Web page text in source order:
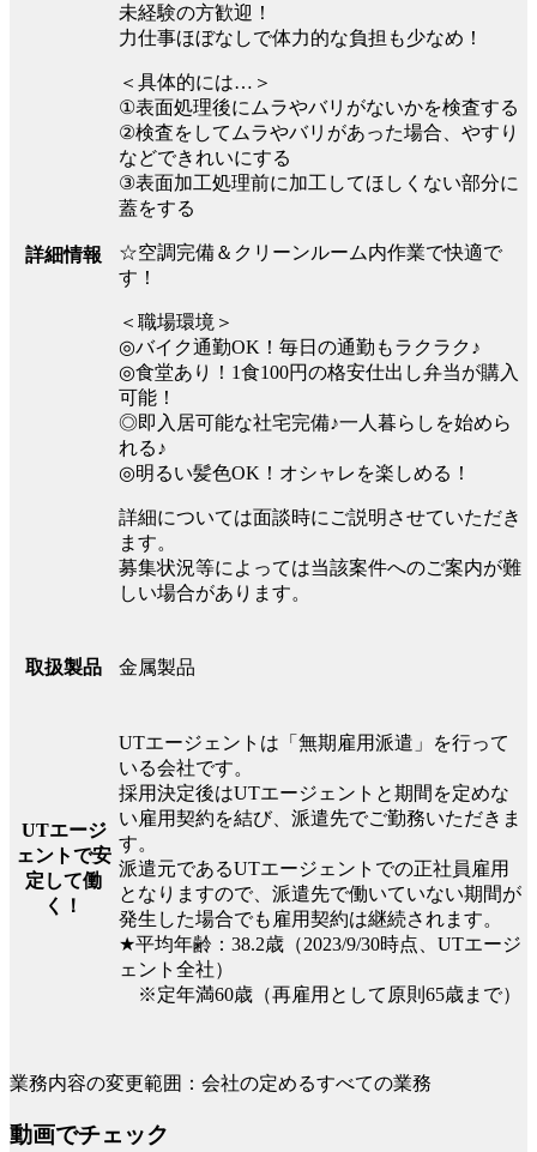
詳細情報
未経験の方歓迎！
力仕事ほぼなしで体力的な負担も少なめ！
＜具体的には…＞
①表面処理後にムラやバリがないかを検査する
②検査をしてムラやバリがあった場合、やすり
などできれいにする
③表面加工処理前に加工してほしくない部分に
蓋をする
☆空調完備＆クリーンルーム内作業で快適で
す！
＜職場環境＞
◎バイク通勤OK！毎日の通勤もラクラク♪
◎食堂あり！1食100円の格安仕出し弁当が購入
可能！
◎即入居可能な社宅完備♪一人暮らしを始めら
れる♪
◎明るい髪色OK！オシャレを楽しめる！
詳細については面談時にご説明させていただき
ます。
募集状況等によっては当該案件へのご案内が難
しい場合があります。
取扱製品 金属製品
UTエージ
ェントで安
定して働
く！
UTエージェントは「無期雇用派遣」を行って
いる会社です。
採用決定後はUTエージェントと期間を定めな
い雇用契約を結び、派遣先でご勤務いただきま
す。
派遣元であるUTエージェントでの正社員雇用
となりますので、派遣先で働いていない期間が
発生した場合でも雇用契約は継続されます。
★平均年齢：38.2歳（2023/9/30時点、UTエージ
ェント全社）
※定年満60歳（再雇用として原則65歳まで）
業務内容の変更範囲：会社の定めるすべての業務
動画でチェック